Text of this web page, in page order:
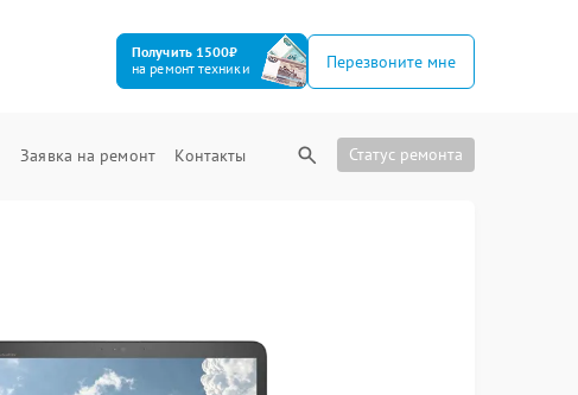
Получить 1500₽
на ремонт техники
Перезвоните мне
Заявка на ремонт Контакты Статус ремонта